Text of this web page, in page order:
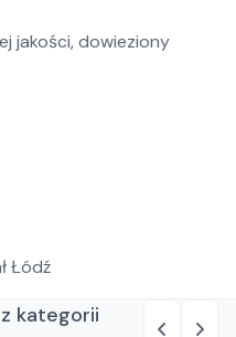
jakości, dowieziony
Łódź
kategorii